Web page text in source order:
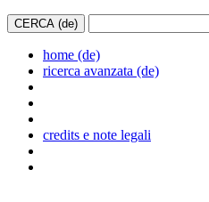
home (de)
ricerca avanzata (de)
credits e note legali